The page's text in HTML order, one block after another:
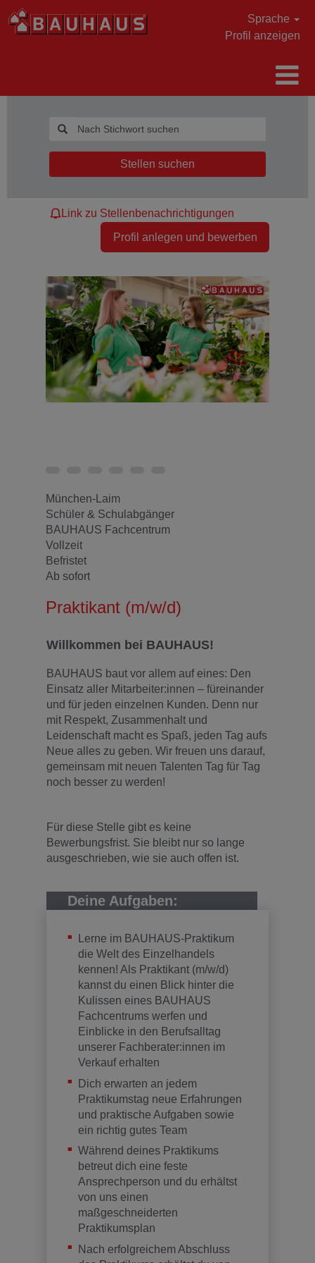
Sprache
Profil anzeigen
Stellen suchen
Link zu Stellenbenachrichtigungen
Profil anlegen und bewerben
München-Laim
Schüler & Schulabgänger
BAUHAUS Fachcentrum
Vollzeit
Befristet
Ab sofort
Praktikant (m/w/d)
Willkommen bei BAUHAUS!
BAUHAUS baut vor allem auf eines: Den
Einsatz aller Mitarbeiter:innen – füreinander
und für jeden einzelnen Kunden. Denn nur
mit Respekt, Zusammenhalt und
Leidenschaft macht es Spaß, jeden Tag aufs
Neue alles zu geben. Wir freuen uns darauf,
gemeinsam mit neuen Talenten Tag für Tag
noch besser zu werden!
Für diese Stelle gibt es keine
Bewerbungsfrist. Sie bleibt nur so lange
ausgeschrieben, wie sie auch offen ist.
Deine Aufgaben:
Lerne im BAUHAUS-Praktikum
die Welt des Einzelhandels
kennen! Als Praktikant (m/w/d)
kannst du einen Blick hinter die
Kulissen eines BAUHAUS
Fachcentrums werfen und
Einblicke in den Berufsalltag
unserer Fachberater:innen im
Verkauf erhalten
Dich erwarten an jedem
Praktikumstag neue Erfahrungen
und praktische Aufgaben sowie
ein richtig gutes Team
Während deines Praktikums
betreut dich eine feste
Ansprechperson und du erhältst
von uns einen
maßgeschneiderten
Praktikumsplan
Nach erfolgreichem Abschluss